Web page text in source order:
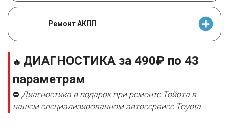
Ремонт АКПП
🔥 ДИАГНОСТИКА за 490₽ по 43
параметрам .
⛔ Диагностика в подарок при ремонте Тойота в
нашем специализированном автосервисе Toyota